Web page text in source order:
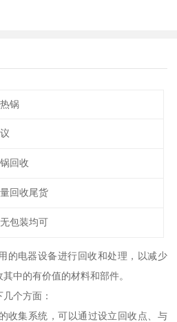
锅
回收
回收尾货
包装均可
的电器设备进行回收和处理，以减少
中的有价值的材料和部件。
个方面：
收集系统，可以通过设立回收点、与